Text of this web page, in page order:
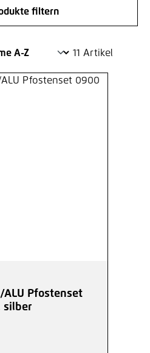
filtern
11 Artikel
ALU Pfostenset
silber